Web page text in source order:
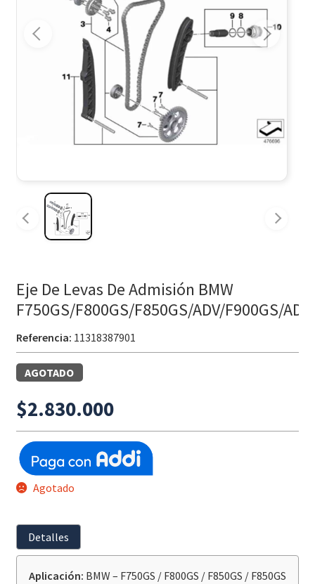
Eje De Levas De Admisión BMW
F750GS/F800GS/F850GS/ADV/F900GS/
Referencia: 11318387901
AGOTADO
$2.830.000
Agotado
Detalles
Aplicación: BMW – F750GS / F800GS / F850GS / F850GS